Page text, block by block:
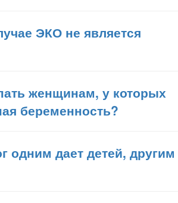
ЭКО не является
женщинам, у которых
беременность?
одним дает детей, другим